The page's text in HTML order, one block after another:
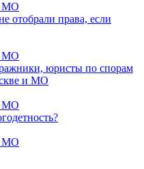
МО
отобрали права, если
МО
юристы по спорам
и МО
МО
МО